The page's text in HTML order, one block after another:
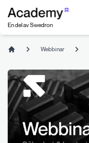
Index
En del av Swedron
Webbinar